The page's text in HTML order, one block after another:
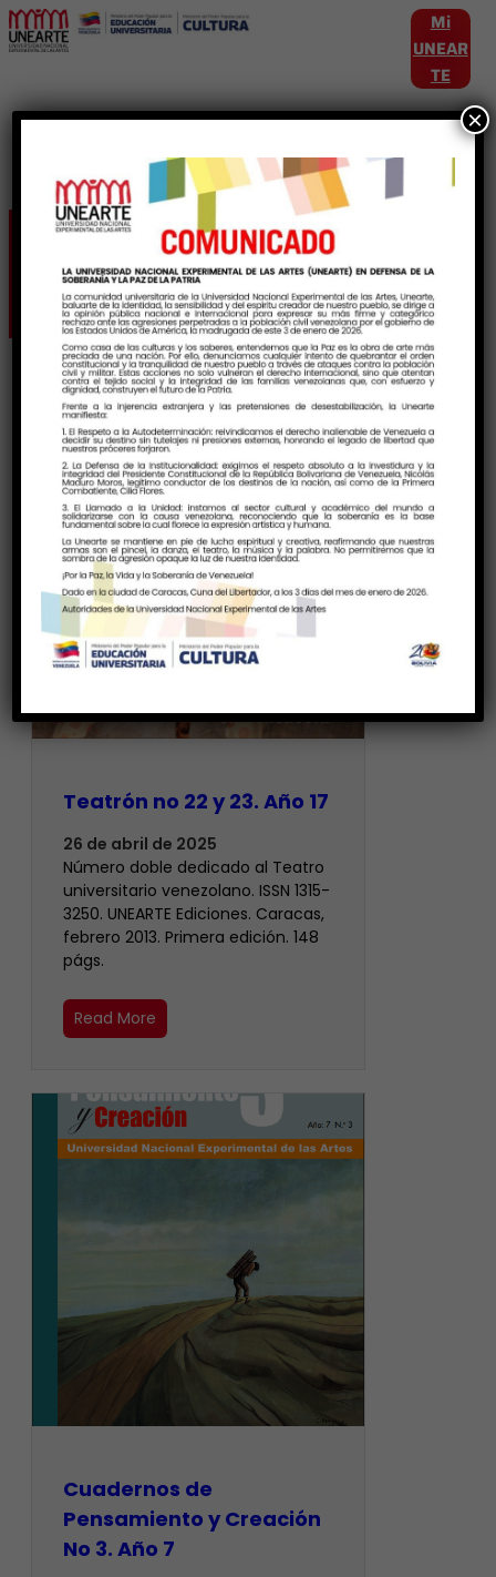
Mi
UNEAR
TE
Etiqueta:PNFDanza
Teatrón no 22 y 23. Año 17
26 de abril de 2025
Número doble dedicado al Teatro
universitario venezolano. ISSN 1315-
3250. UNEARTE Ediciones. Caracas,
febrero 2013. Primera edición. 148
págs.
Read More
Cuadernos de
Pensamiento y Creación
No 3. Año 7
×